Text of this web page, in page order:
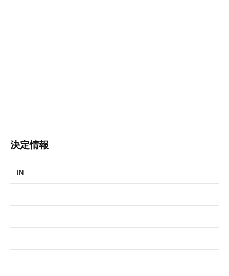
決定情報
IN